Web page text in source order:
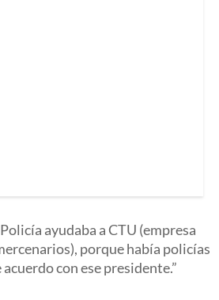
ayudaba a CTU (empresa
porque había policías
con ese presidente.